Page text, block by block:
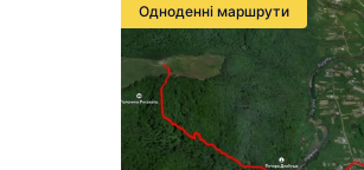
Одноденні маршрути